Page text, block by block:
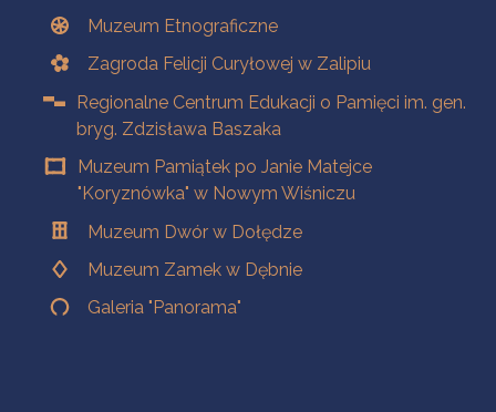
Muzeum Etnograficzne
Zagroda Felicji Curyłowej w Zalipiu
Regionalne Centrum Edukacji o Pamięci im. gen.
bryg. Zdzisława Baszaka
Muzeum Pamiątek po Janie Matejce
"Koryznówka" w Nowym Wiśniczu
Muzeum Dwór w Dołędze
Muzeum Zamek w Dębnie
Galeria "Panorama"